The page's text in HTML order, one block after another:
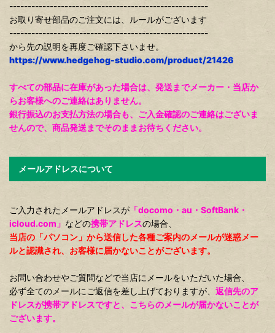
------------------------------------------------------
お取り寄せ部品のご注文には、ルールがございます
------------------------------------------------------
から先の説明を再度ご確認下さいませ。
https://www.hedgehog-studio.com/product/21426
すべての部品に在庫があった場合は、発送までメーカー・当店か
らお客様へのご連絡はありません。
銀行振込のお支払方法の場合も、ご入金確認のご連絡はございま
せんので、商品発送までそのままお待ちください。
メールアドレスについて
ご入力されたメールアドレスが 「docomo・au・SoftBank・
icloud.com」 などの携帯アドレスの場合、
当店の「パソコン」から送信した各種ご案内のメールが迷惑メー
ルと認識され、お客様に届かないことがございます。
お問い合わせやご質問などで当店にメールをいただいた場合、
必ず全てのメールにご返信を差し上げておりますが、 返信先のア
ドレスが携帯アドレスですと、こちらのメールが届かないことが
ございます。